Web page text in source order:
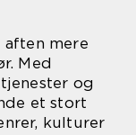
mere
Med
og
et stort
kulturer